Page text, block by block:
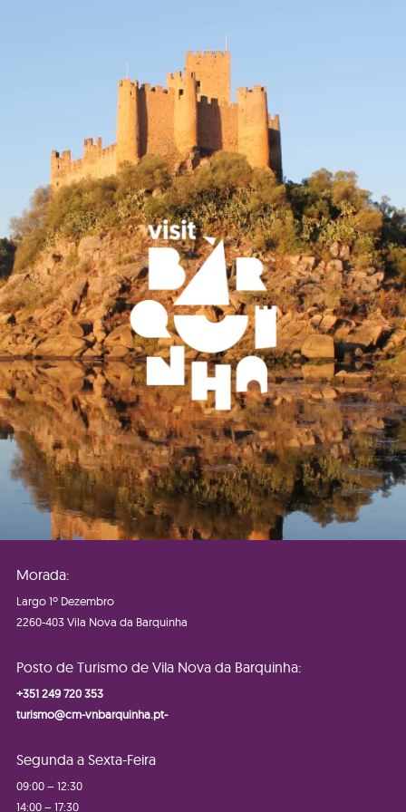
Morada:
Largo 1º Dezembro
2260-403 Vila Nova da Barquinha
Posto de Turismo de Vila Nova da Barquinha:
+351 249 720 353
turismo@cm-vnbarquinha.pt-
Segunda a Sexta-Feira
09:00 – 12:30
14:00 – 17:30